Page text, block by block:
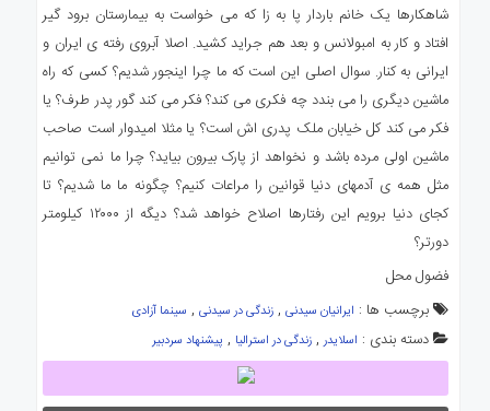
شاهکارها یک خانم باردار پا به زا که می خواست به بیمارستان برود گیر
افتاد و کار به امبولانس و بعد هم جراید کشید. اصلا آبروی رفته ی ایران و
ایرانی به کنار. سوال اصلی این است که ما چرا اینجور شدیم؟ کسی که راه
ماشین دیگری را می بندد چه فکری می کند؟ فکر می کند گور پدر طرف؟ یا
فکر می کند کل خیابان ملک پدری اش است؟ یا مثلا امیدوار است صاحب
ماشین اولی مرده باشد و نخواهد از پارک بیرون بیاید؟ چرا ما نمی توانیم
مثل همه ی آدمهای دنیا قوانین را مراعات کنیم؟ چگونه ما ما شدیم؟ تا
کجای دنیا برویم این رفتارها اصلاح خواهد شد؟ دیگه از ۱۲۰۰۰ کیلومتر
دورتر؟
فضول محل
برچسب ها : ایرانیان سیدنی, زندگی در سیدنی, سینما آزادی
دسته بندی : اسلایدر, زندگی در استرالیا , پیشنهاد سردبیر